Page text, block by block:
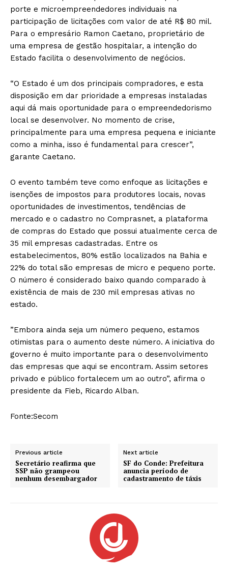
porte e microempreendedores individuais na
participação de licitações com valor de até R$ 80 mil.
Para o empresário Ramon Caetano, proprietário de
uma empresa de gestão hospitalar, a intenção do
Estado facilita o desenvolvimento de negócios.
“O Estado é um dos principais compradores, e esta
disposição em dar prioridade a empresas instaladas
aqui dá mais oportunidade para o empreendedorismo
local se desenvolver. No momento de crise,
principalmente para uma empresa pequena e iniciante
como a minha, isso é fundamental para crescer”,
garante Caetano.
O evento também teve como enfoque as licitações e
isenções de impostos para produtores locais, novas
oportunidades de investimentos, tendências de
mercado e o cadastro no Comprasnet, a plataforma
de compras do Estado que possui atualmente cerca de
35 mil empresas cadastradas. Entre os
estabelecimentos, 80% estão localizados na Bahia e
22% do total são empresas de micro e pequeno porte.
O número é considerado baixo quando comparado à
existência de mais de 230 mil empresas ativas no
estado.
”Embora ainda seja um número pequeno, estamos
otimistas para o aumento deste número. A iniciativa do
governo é muito importante para o desenvolvimento
das empresas que aqui se encontram. Assim setores
privado e público fortalecem um ao outro”, afirma o
presidente da Fieb, Ricardo Alban.
Fonte:Secom
Previous article
Secretário reafirma que
SSP não grampeou
nenhum desembargador
Next article
SF do Conde: Prefeitura
anuncia período de
cadastramento de táxis